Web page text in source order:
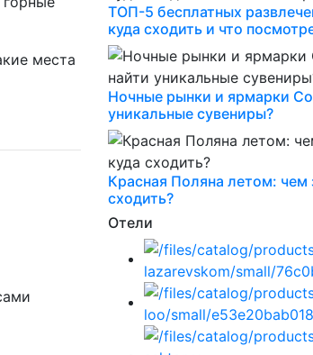
места
ТОП-5 бесплатных
куда сходить и что
Ночные рынки и ярмарки
уникальные сувениры?
Красная Поляна летом: чем
сходить?
Отели